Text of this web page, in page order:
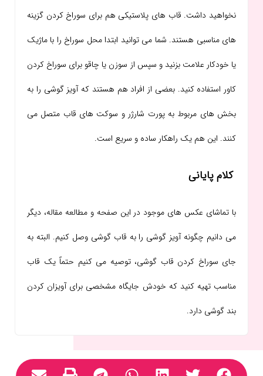
نخواهید داشت. قاب های پلاستیکی هم برای سوراخ کردن گزینه
های مناسبی هستند. شما می توانید ابتدا محل سوراخ را با ماژیک
یا خودکار علامت بزنید و سپس از سوزن یا چاقو برای سوراخ کردن
کاور استفاده کنید. بعضی از افراد هم هستند که آویز گوشی را به
بخش های مربوط به پورت شارژر و سوکت های قاب متصل می
کنند. این هم یک راهکار ساده و سریع است.
کلام پایانی
با تماشای عکس های موجود در این صفحه و مطالعه مقاله، دیگر
می دانیم چگونه آویز گوشی را به قاب گوشی وصل کنیم. البته به
جای سوراخ کردن قاب گوشی، توصیه می کنیم حتماً یک قاب
مناسب تهیه کنید که خودش جایگاه مشخصی برای آویزان کردن
بند گوشی دارد.